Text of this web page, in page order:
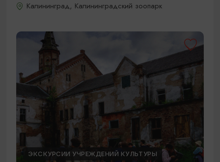
Калининград, Калининградский зоопарк
ЭКСКУРСИИ УЧРЕЖДЕНИЙ КУЛЬТУРЫ